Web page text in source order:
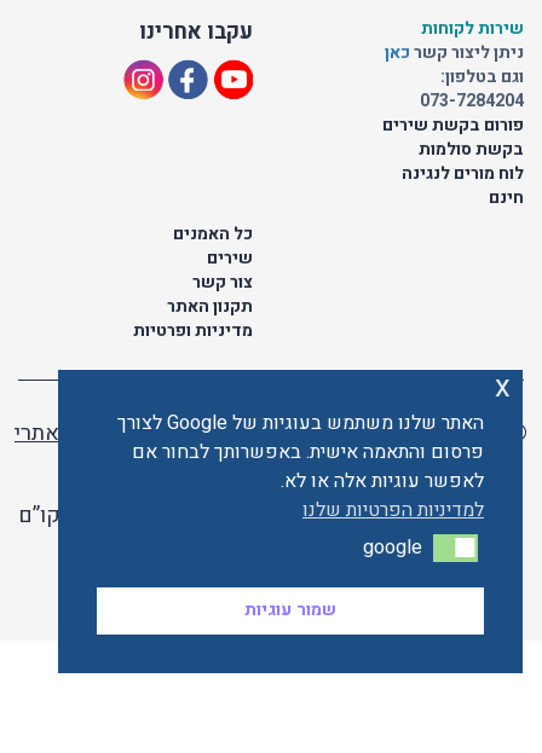
עקבו אחרינו
שירות לקוחות
ניתן ליצור קשרכאן
וגם בטלפון:
073-7284204
פורום בקשת שירים
בקשת סולמות
לוח מורים לנגינה
חינם
כל האמנים
שירים
צור קשר
תקנון האתר
מדיניות ופרטיות
© כל הזכויות שמורות לתו ישראלי | ליאור מזור -
בניית אתרי
וורדפרס
האתר פועל ברשיון אקו”ם
האתר שלנו משתמש בעוגיות של Google לצורך
פרסום והתאמה אישית. באפשרותך לבחור אם
לאפשר עוגיות אלה או לא.
למדיניות הפרטיות שלנו
google
google
שמור עוגיות
x